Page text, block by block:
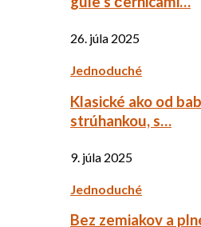
26. júla 2025
Jednoduché
Klasické ako od
strúhankou, s…
9. júla 2025
Jednoduché
Bez zemiakov a